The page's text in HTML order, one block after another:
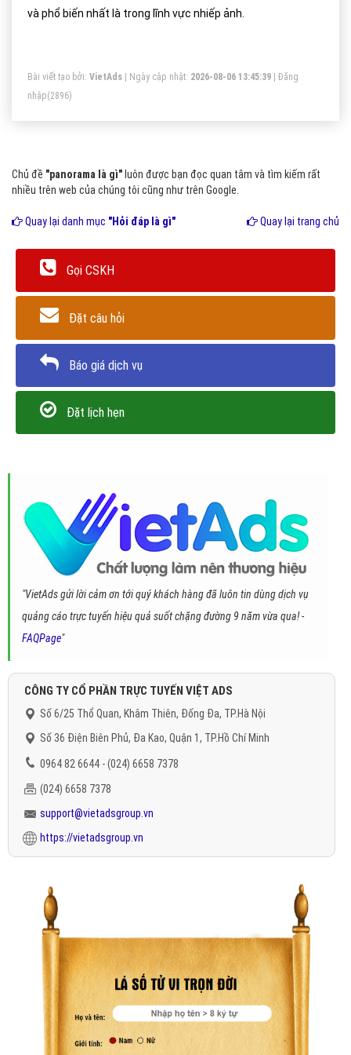
và phổ biến nhất là trong lĩnh vực nhiếp ảnh.
Bài viết tạo bởi: VietAds | Ngày cập nhật: 2026-08-06 13:45:39
Đăng
nhập(2896)
Chủ đề "panorama là gì" luôn được bạn đọc quan tâm và tìm kiếm rất
nhiều trên web của chúng tôi cũng như trên Google.
Quay lại danh mục "Hỏi đáp là gì" Quay lại trang chủ
Gọi CSKH
Đặt câu hỏi
Báo giá dịch vụ
Đặt lịch hẹn
"VietAds gửi lời cảm ơn tới quý khách hàng đã luôn tin dùng dịch vụ
quảng cáo trực tuyến hiệu quả suốt chặng đường 9 năm vừa qua! -
FAQPage"
CÔNG TY CỔ PHẦN TRỰC TUYẾN VIỆT ADS
Số 6/25 Thổ Quan, Khâm Thiên, Đống Đa, TP.Hà Nội
Số 36 Điện Biên Phủ, Đa Kao, Quận 1, TP.Hồ Chí Minh
0964 82 6644 - (024) 6658 7378
(024) 6658 7378
support@vietadsgroup.vn
https://vietadsgroup.vn